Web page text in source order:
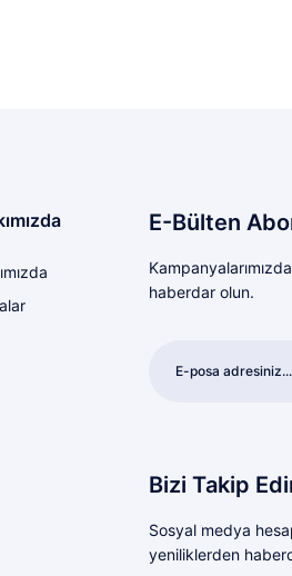
E-Bülten
haberdar olun.
Bizi Takip
Sosyal medya
yeniliklerden